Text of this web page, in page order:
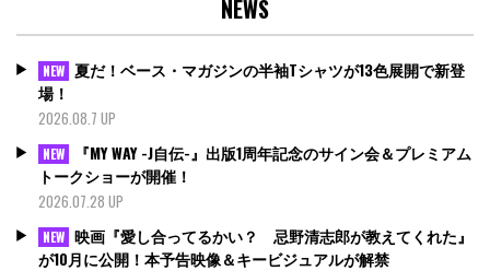
NEWS
NEW 夏だ！ベース・マガジンの半袖Tシャツが13色展開で新登
場！
2026.08.7 UP
NEW
『MY WAY -J自伝-』出版1周年記念のサイン会＆プレミアム
トークショーが開催！
2026.07.28 UP
NEW 映画『愛し合ってるかい？ 忌野清志郎が教えてくれた』
が10月に公開！本予告映像＆キービジュアルが解禁